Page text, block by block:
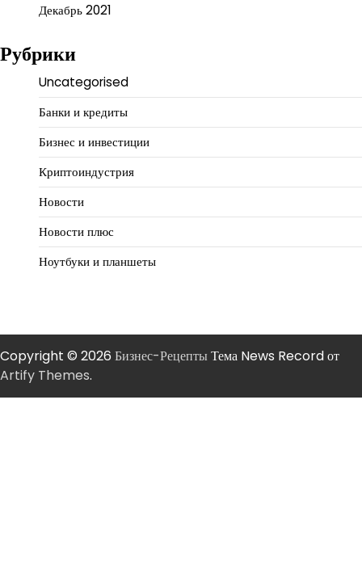
Декабрь 2021
Рубрики
Uncategorised
Банки и кредиты
Бизнес и инвестиции
Криптоиндустрия
Новости
Новости плюс
Ноутбуки и планшеты
Copyright © 2026 Бизнес-РецептыТема News Record от
Artify Themes.